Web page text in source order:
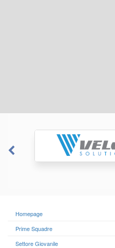
Homepage
Prime Squadre
Settore Giovanile